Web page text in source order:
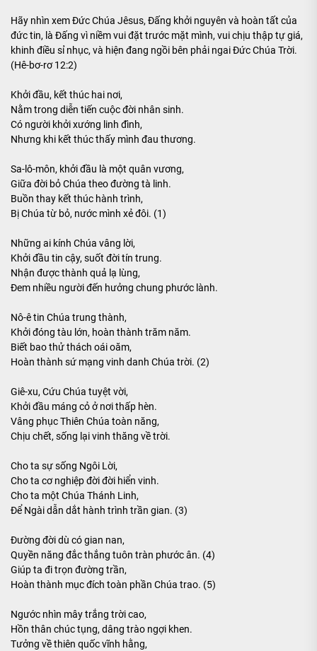
Hãy nhìn xem Đức Chúa Jêsus, Đấng khởi nguyên và hoàn tất của
đức tin, là Đấng vì niềm vui đặt trước mặt mình, vui chịu thập tự giá,
khinh điều sỉ nhục, và hiện đang ngồi bên phải ngai Đức Chúa Trời.
(Hê-bơ-rơ 12:2)
Khởi đầu, kết thúc hai nơi,
Nằm trong diễn tiến cuộc đời nhân sinh.
Có người khởi xướng linh đình,
Nhưng khi kết thúc thấy mình đau thương.
Sa-lô-môn, khởi đầu là một quân vương,
Giữa đời bỏ Chúa theo đường tà linh.
Buồn thay kết thúc hành trình,
Bị Chúa từ bỏ, nước mình xẻ đôi. (1)
Những ai kính Chúa vâng lời,
Khởi đầu tin cậy, suốt đời tín trung.
Nhận được thành quả lạ lùng,
Đem nhiều người đến hưởng chung phước lành.
Nô-ê tin Chúa trung thành,
Khởi đóng tàu lớn, hoàn thành trăm năm.
Biết bao thử thách oái oăm,
Hoàn thành sứ mạng vinh danh Chúa trời. (2)
Giê-xu, Cứu Chúa tuyệt vời,
Khởi đầu máng cỏ ở nơi thấp hèn.
Vâng phục Thiên Chúa toàn năng,
Chịu chết, sống lại vinh thăng về trời.
Cho ta sự sống Ngôi Lời,
Cho ta cơ nghiệp đời đời hiển vinh.
Cho ta một Chúa Thánh Linh,
Để Ngài dẫn dắt hành trình trần gian. (3)
Đường đời dù có gian nan,
Quyền năng đắc thắng tuôn tràn phước ân. (4)
Giúp ta đi trọn đường trần,
Hoàn thành mục đích toàn phần Chúa trao. (5)
Ngước nhìn mây trắng trời cao,
Hồn thân chúc tụng, dâng trào ngợi khen.
Tưởng về thiên quốc vĩnh hằng,